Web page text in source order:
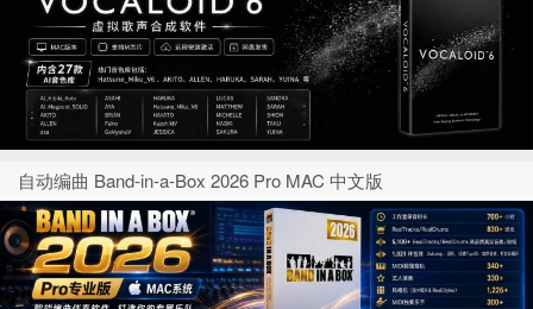
自动编曲 Band-in-a-Box 2026 Pro MAC 中文版